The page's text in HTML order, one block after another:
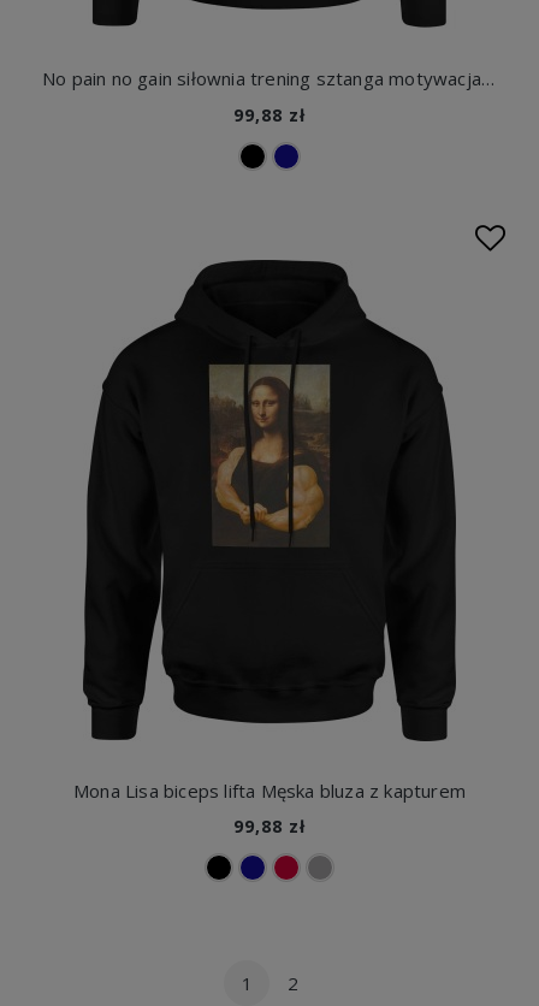
No pain no gain siłownia trening sztanga motywacja fitness kulturystyka siła moc Męska bluza z kapturem
99,88 zł
Mona Lisa biceps lifta Męska bluza z kapturem
99,88 zł
1 2